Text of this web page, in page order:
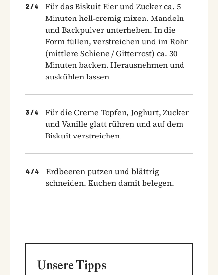
2 /4
Für das Biskuit Eier und Zucker ca. 5
Minuten hell-cremig mixen. Mandeln
und Backpulver unterheben. In die
Form füllen, verstreichen und im Rohr
(mittlere Schiene / Gitterrost) ca. 30
Minuten backen. Herausnehmen und
auskühlen lassen.
3 /4
Für die Creme Topfen, Joghurt, Zucker
und Vanille glatt rühren und auf dem
Biskuit verstreichen.
4 /4
Erdbeeren putzen und blättrig
schneiden. Kuchen damit belegen.
Unsere Tipps